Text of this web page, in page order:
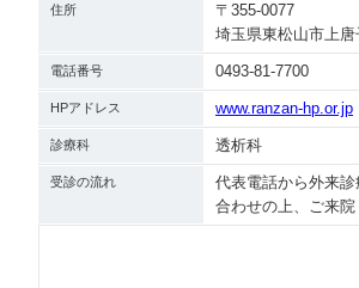
住所
〒355-0077
埼玉県東松山市上唐
電話番号 0493-81-7700
HPアドレス www.ranzan-hp.or.jp
診療科 透析科
受診の流れ
代表電話から外来
合わせの上、ご来院